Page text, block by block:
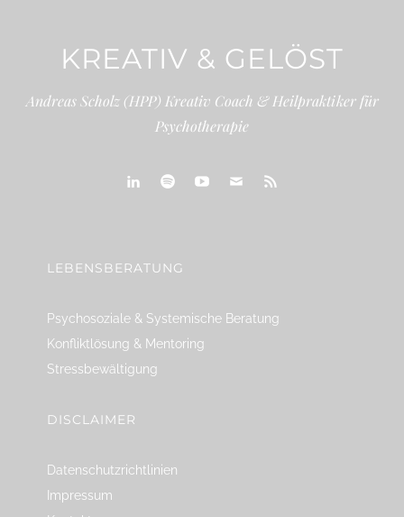
KREATIV & GELÖST
Andreas Scholz (HPP) Kreativ Coach & Heilpraktiker für
Psychotherapie
LEBENSBERATUNG
Psychosoziale & Systemische Beratung
Konfliktlösung & Mentoring
Stressbewältigung
DISCLAIMER
Datenschutzrichtlinien
Impressum